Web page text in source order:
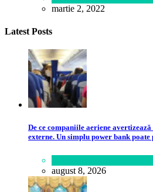
martie 2, 2022
Latest Posts
De ce companiile aeriene
externe. Un simplu power bank
august 8, 2026